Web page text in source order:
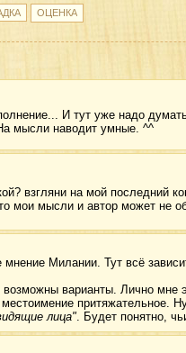
И тут уже надо
мысли наводит умные. ^^
взгляни на мой последний
мои мысли и автор может не
Милании. Тут всё
варианты. Лично мне
притяжательное.
лица". Будет понятно,